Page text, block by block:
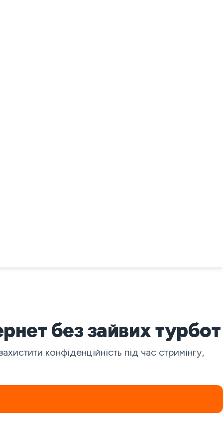
без зайвих турбот
конфіденційність під час стримінгу,